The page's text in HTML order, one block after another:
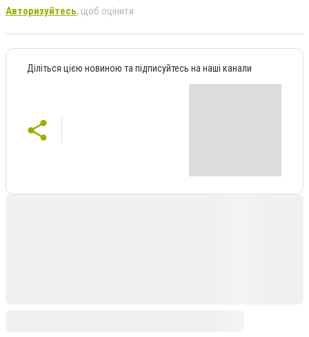
Авторизуйтесь, щоб оцінити
Діліться цією новиною та підписуйтесь на наші канали